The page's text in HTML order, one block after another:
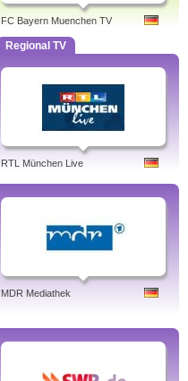
FC Bayern Muenchen TV
Regional TV
RTL München Live
MDR Mediathek